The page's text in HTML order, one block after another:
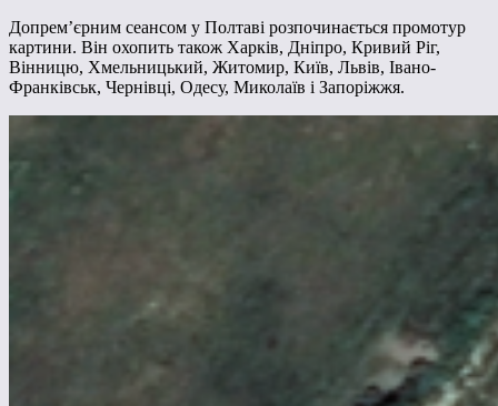
Допрем’єрним сеансом у Полтаві розпочинається промотур
картини. Він охопить також Харків, Дніпро, Кривий Ріг,
Вінницю, Хмельницький, Житомир, Київ, Львів, Івано-
Франківськ, Чернівці, Одесу, Миколаїв і Запоріжжя.